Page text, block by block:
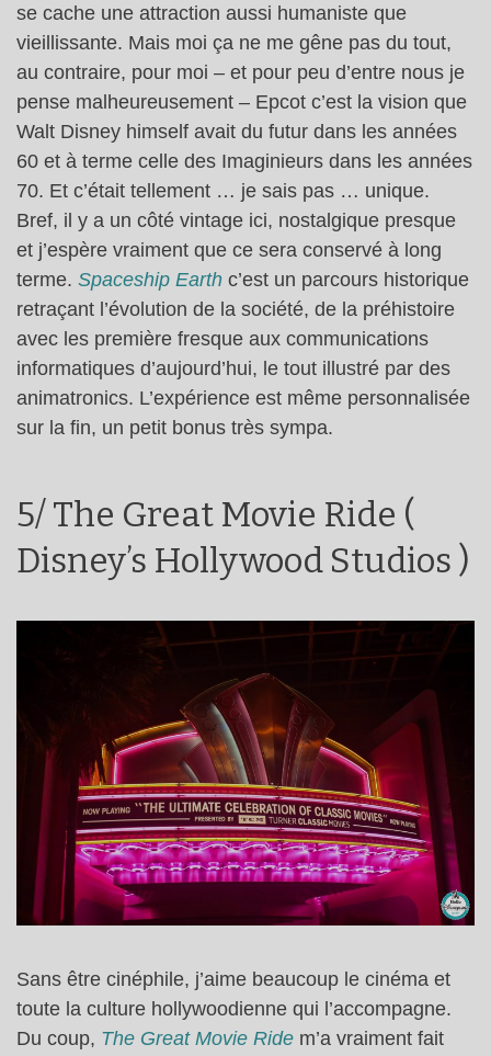
se cache une attraction aussi humaniste que
vieillissante. Mais moi ça ne me gêne pas du tout,
au contraire, pour moi – et pour peu d’entre nous je
pense malheureusement – Epcot c’est la vision que
Walt Disney himself avait du futur dans les années
60 et à terme celle des Imaginieurs dans les années
70. Et c’était tellement … je sais pas … unique.
Bref, il y a un côté vintage ici, nostalgique presque
et j’espère vraiment que ce sera conservé à long
terme. Spaceship Earth c’est un parcours historique
retraçant l’évolution de la société, de la préhistoire
avec les première fresque aux communications
informatiques d’aujourd’hui, le tout illustré par des
animatronics. L’expérience est même personnalisée
sur la fin, un petit bonus très sympa.
5/ The Great Movie Ride (
Disney’s Hollywood Studios )
Sans être cinéphile, j’aime beaucoup le cinéma et
toute la culture hollywoodienne qui l’accompagne.
Du coup, The Great Movie Ride m’a vraiment fait